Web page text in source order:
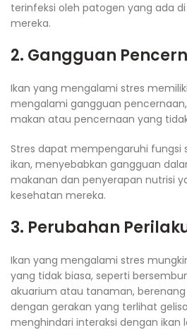
terinfeksi oleh patogen yang ada
mereka.
2. Gangguan
Ikan yang mengalami stres
mengalami gangguan
makan atau pencernaan yang
Stres dapat mempengaruhi fungsi
ikan, menyebabkan gangguan
makanan dan penyerapan nutrisi
kesehatan mereka.
3. Perubahan
Ikan yang mengalami stres
yang tidak biasa, seperti
akuarium atau tanaman,
dengan gerakan yang terlihat
menghindari interaksi dengan ikan